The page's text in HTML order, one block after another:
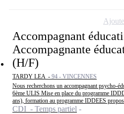
Accompagnant
Accompagnante
(H/F)
TARDY LEA - 94 - VINCENNES
Nous recherchons un accompagnant psycho-
6ème ULIS Mise en place du programme
ans), formation au programme IDDEES
CDI - Temps partiel